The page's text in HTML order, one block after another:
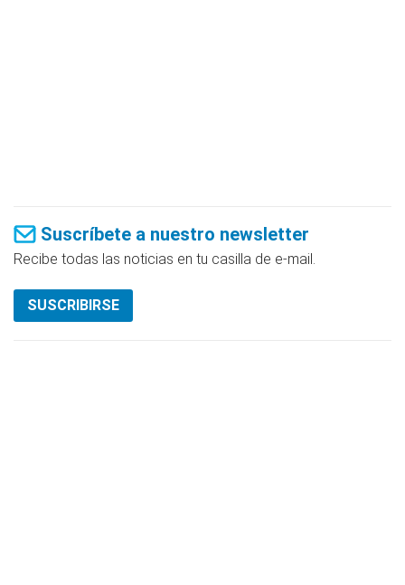
Suscríbete a nuestro newsletter
Recibe todas las noticias en tu casilla de e-mail.
SUSCRIBIRSE